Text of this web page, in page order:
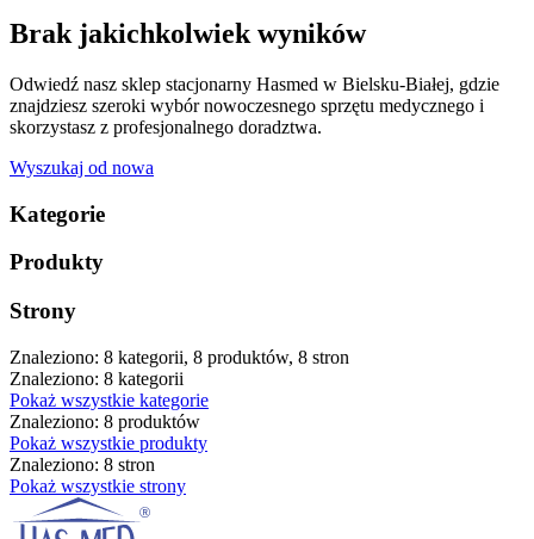
Brak jakichkolwiek wyników
Odwiedź nasz sklep stacjonarny Hasmed w Bielsku-Białej, gdzie
znajdziesz szeroki wybór nowoczesnego sprzętu medycznego i
skorzystasz z profesjonalnego doradztwa.
Wyszukaj od nowa
Kategorie
Produkty
Strony
Znaleziono: 8 kategorii, 8 produktów, 8 stron
Znaleziono: 8 kategorii
Pokaż wszystkie kategorie
Znaleziono: 8 produktów
Pokaż wszystkie produkty
Znaleziono: 8 stron
Pokaż wszystkie strony